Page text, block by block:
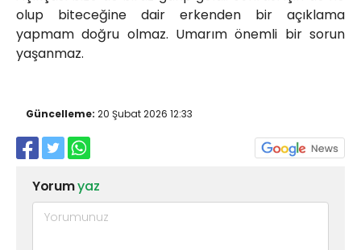
olup biteceğine dair erkenden bir açıklama
yapmam doğru olmaz. Umarım önemli bir sorun
yaşanmaz.
Güncelleme: 20 Şubat 2026 12:33
Yorumyaz